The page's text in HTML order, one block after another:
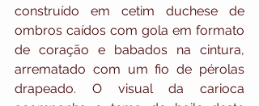
construído em cetim duchese de
ombros caídos com gola em formato
de coração e babados na cintura,
arrematado com um fio de pérolas
drapeado. O visual da carioca